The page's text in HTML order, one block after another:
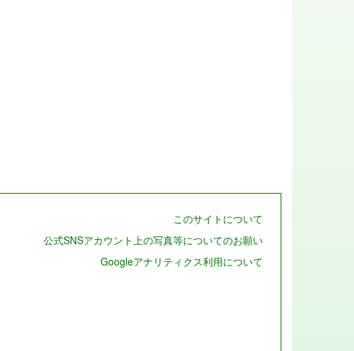
このサイトについて
公式SNSアカウント上の写真等についてのお願い
Googleアナリティクス利用について